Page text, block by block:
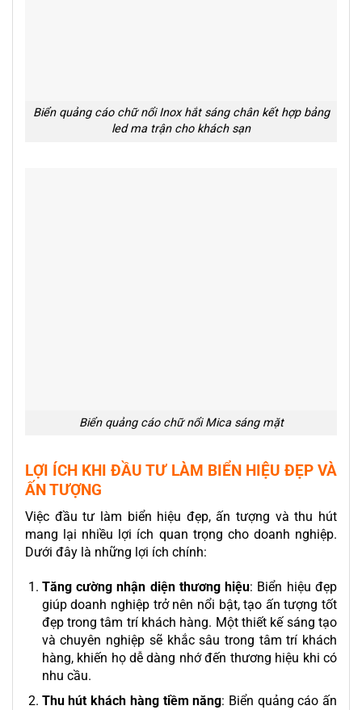
Biển quảng cáo chữ nổi Inox hắt sáng chân kết hợp bảng
led ma trận cho khách sạn
Biển quảng cáo chữ nổi Mica sáng mặt
LỢI ÍCH KHI ĐẦU TƯ LÀM BIỂN HIỆU ĐẸP VÀ
ẤN TƯỢNG
Việc đầu tư làm biển hiệu đẹp, ấn tượng và thu hút
mang lại nhiều lợi ích quan trọng cho doanh nghiệp.
Dưới đây là những lợi ích chính:
Tăng cường nhận diện thương hiệu: Biển hiệu đẹp
giúp doanh nghiệp trở nên nổi bật, tạo ấn tượng tốt
đẹp trong tâm trí khách hàng. Một thiết kế sáng tạo
và chuyên nghiệp sẽ khắc sâu trong tâm trí khách
hàng, khiến họ dễ dàng nhớ đến thương hiệu khi có
nhu cầu.
Thu hút khách hàng tiềm năng: Biển quảng cáo ấn